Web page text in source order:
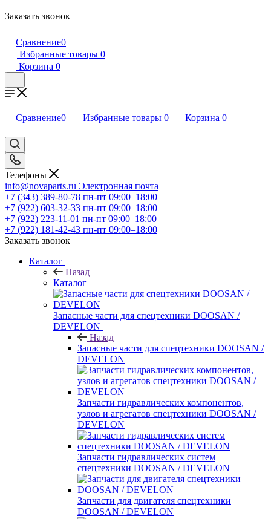
Заказать звонок
Сравнение0
Избранные товары 0
Корзина 0
Сравнение0 Избранные товары 0 Корзина 0
Телефоны
info@novaparts.ru Электронная почта
+7 (343) 389-80-78 пн-пт 09:00–18:00
+7 (922) 603-32-33 пн-пт 09:00–18:00
+7 (922) 223-11-01 пн-пт 09:00–18:00
+7 (922) 181-42-43 пн-пт 09:00–18:00
Заказать звонок
Каталог
Назад
Каталог
Запасные части для спецтехники DOOSAN /
DEVELON
Назад
Запасные части для спецтехники DOOSAN /
DEVELON
Запчасти гидравлических компонентов,
узлов и агрегатов спецтехники DOOSAN /
DEVELON
Запчасти гидравлических систем
спецтехники DOOSAN / DEVELON
Запчасти для двигателя спецтехники
DOOSAN / DEVELON